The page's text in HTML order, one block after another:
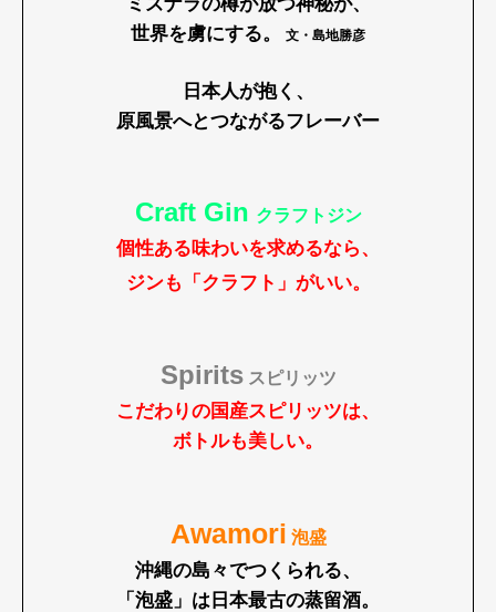
ProductCulture Lifestyle
世界を虜にする。
文・島地勝彦
日本人が抱く、
原風景へとつながるフレーバー
Craft Gin クラフトジン
個性ある味わいを求めるなら、
ジンも「クラフト」がいい。
Spiritsスピリッツ
こだわりの国産スピリッツは、
ボトルも美しい。
Awamori 泡盛
沖縄の島々でつくられる、
「泡盛」は日本最古の蒸留酒。